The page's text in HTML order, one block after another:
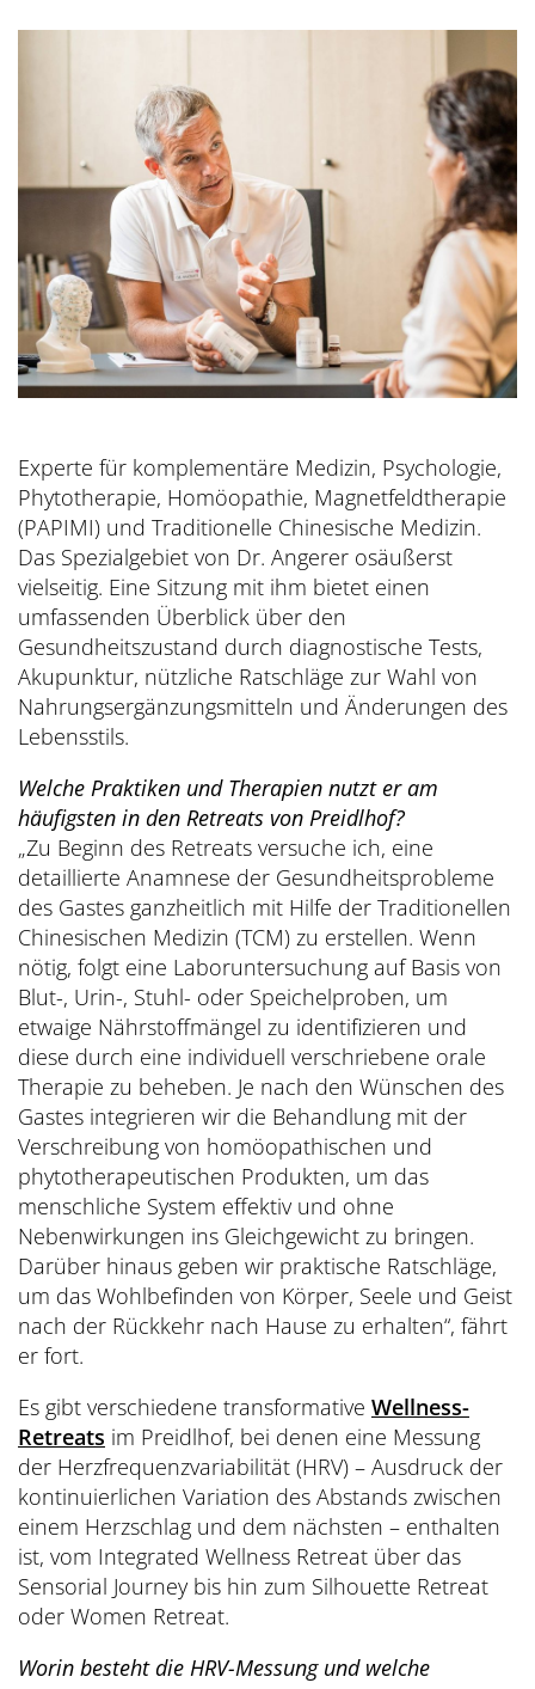
Experte für komplementäre Medizin, Psychologie,
Phytotherapie, Homöopathie, Magnetfeldtherapie
(PAPIMI) und Traditionelle Chinesische Medizin.
Das Spezialgebiet von Dr. Angerer osäußerst
vielseitig. Eine Sitzung mit ihm bietet einen
umfassenden Überblick über den
Gesundheitszustand durch diagnostische Tests,
Akupunktur, nützliche Ratschläge zur Wahl von
Nahrungsergänzungsmitteln und Änderungen des
Lebensstils.
Welche Praktiken und Therapien nutzt er am
häufigsten in den Retreats von Preidlhof?
„Zu Beginn des Retreats versuche ich, eine
detaillierte Anamnese der Gesundheitsprobleme
des Gastes ganzheitlich mit Hilfe der Traditionellen
Chinesischen Medizin (TCM) zu erstellen. Wenn
nötig, folgt eine Laboruntersuchung auf Basis von
Blut-, Urin-, Stuhl- oder Speichelproben, um
etwaige Nährstoffmängel zu identifizieren und
diese durch eine individuell verschriebene orale
Therapie zu beheben. Je nach den Wünschen des
Gastes integrieren wir die Behandlung mit der
Verschreibung von homöopathischen und
phytotherapeutischen Produkten, um das
menschliche System effektiv und ohne
Nebenwirkungen ins Gleichgewicht zu bringen.
Darüber hinaus geben wir praktische Ratschläge,
um das Wohlbefinden von Körper, Seele und Geist
nach der Rückkehr nach Hause zu erhalten“, fährt
er fort.
Es gibt verschiedene transformative Wellness-
Retreats im Preidlhof, bei denen eine Messung
der Herzfrequenzvariabilität (HRV) – Ausdruck der
kontinuierlichen Variation des Abstands zwischen
einem Herzschlag und dem nächsten – enthalten
ist, vom Integrated Wellness Retreat über das
Sensorial Journey bis hin zum Silhouette Retreat
oder Women Retreat.
Worin besteht die HRV-Messung und welche